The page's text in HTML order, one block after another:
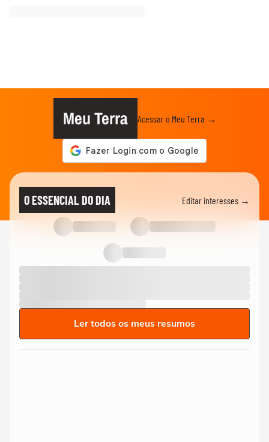
Meu Terra Acessar o Meu Terra →
O ESSENCIAL DO DIA Editar interesses →
Ler todos os meus resumos